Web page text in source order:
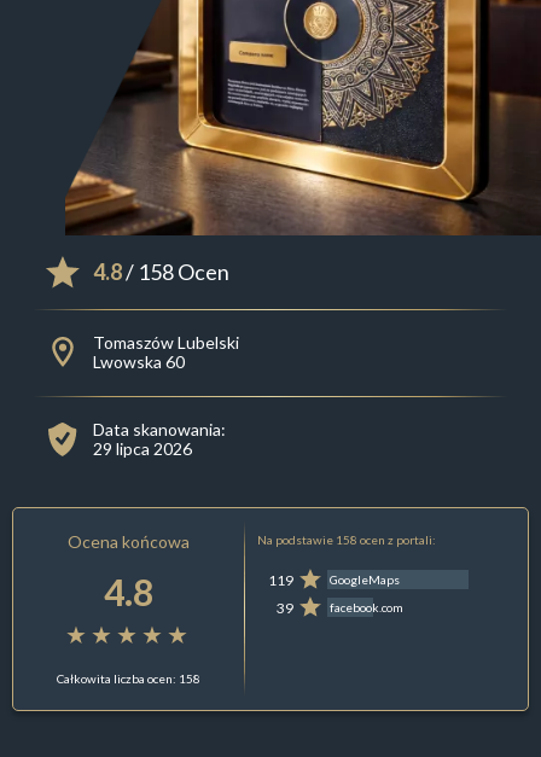
4.8/ 158 Ocen
Tomaszów Lubelski
Lwowska 60
Data skanowania:
29 lipca 2026
Ocena końcowa
4.8
Całkowita liczba ocen: 158
Na podstawie 158 ocen z portali:
119 GoogleMaps
39 facebook.com